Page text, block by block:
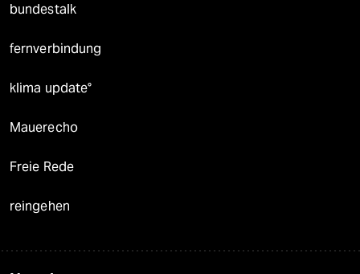
bundestalk
fernverbindung
klima update°
Mauerecho
Freie Rede
reingehen